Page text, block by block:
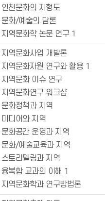
천문화의 지형도
화/예술의 담론
역문화학 논문 연구 1
역문화사업 개발론
역문화자원 연구와 활용 1
역문화 이슈 연구
역문화연구 워크샵
화정책과 지역
디어와 지역
화공간 운영과 지역
화/예술교육과 지역
토리텔링과 지역
복합 교과의 이해 1
역문화학과 연구방법론